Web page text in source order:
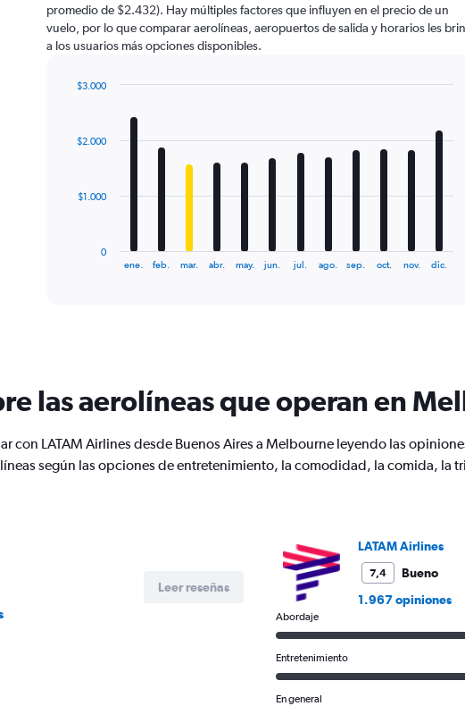
promedio de $2.432). Hay múltiples factores que influyen en el precio de un
vuelo, por lo que comparar aerolíneas, aeropuertos de salida y horarios les
a los usuarios más opciones disponibles.
12
The
chart
has
Y
axis
ene. feb. mar. abr. may. jun. jul. ago. sep. oct. nov. dic.
0
$1.000
$2.000
$3.000
las aerolíneas que operan en
con LATAM Airlines desde Buenos Aires a Melbourne leyendo las
según las opciones de entretenimiento, la comodidad, la comida, la
Leer reseñas
LATAM Airlines
7,4
Bueno
1.967 opiniones
Abordaje
Entretenimiento
En general